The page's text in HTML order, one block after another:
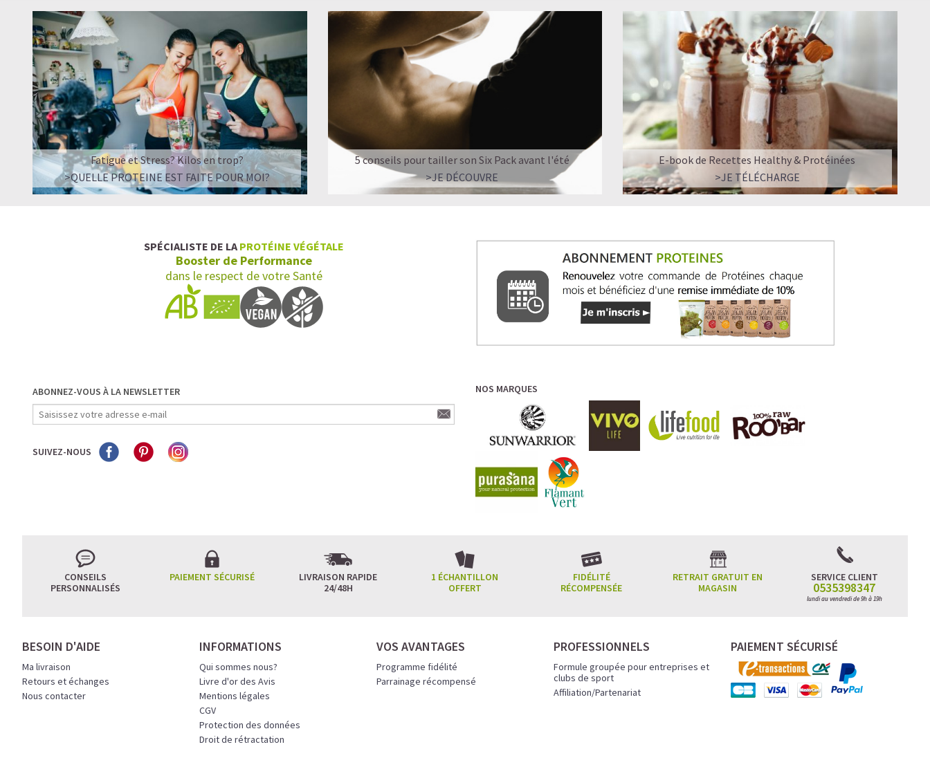
Fatigue et Stress? Kilos en trop?
>QUELLE PROTEINE EST FAITE POUR MOI?
5 conseils pour tailler son Six Pack avant l'été
>JE DÉCOUVRE
E-book de Recettes Healthy & Protéinées
>JE TÉLÉCHARGE
SPÉCIALISTE DE LA PROTÉINE VÉGÉTALE
Booster de Performance
dans le respect de votre Santé
ABONNEZ-VOUS À LA NEWSLETTER
SUIVEZ-NOUS
NOS MARQUES
CONSEILS
PERSONNALISÉS
PAIEMENT SÉCURISÉ
LIVRAISON RAPIDE
24/48H
1 ÉCHANTILLON
OFFERT
FIDÉLITÉ
RÉCOMPENSÉE
RETRAIT GRATUIT EN
MAGASIN
SERVICE CLIENT
0535398347
lundi au vendredi de 9h à 19h
BESOIN D'AIDE
Ma livraison
Retours et échanges
Nous contacter
INFORMATIONS
Qui sommes nous?
Livre d'or des Avis
Mentions légales
CGV
Protection des données
Droit de rétractation
VOS AVANTAGES
Programme fidélité
Parrainage récompensé
PROFESSIONNELS
Formule groupée pour entreprises et
clubs de sport
Affiliation/Partenariat
PAIEMENT SÉCURISÉ